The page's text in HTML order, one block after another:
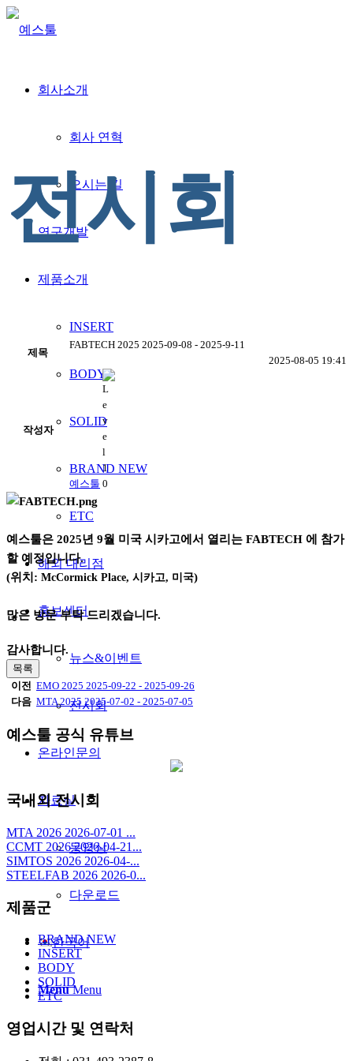
회사소개
회사 연혁
오시는 길
연구개발
제품소개
INSERT
BODY
SOLID
BRAND NEW
ETC
해외 대리점
홍보센터
뉴스&이벤트
전시회
온라인문의
자료실
동영상
다운로드
한국어
Menu Menu
전시회
제목
FABTECH 2025 2025-09-08 - 2025-9-11
2025-08-05 19:41
작성자
예스툴
예스툴은 2025년 9월 미국 시카고에서 열리는 FABTECH 에 참가
할 예정입니다.
(위치: McCormick Place, 시카고, 미국)
많은 방문 부탁 드리겠습니다.
감사합니다.
목록
이전 EMO 2025 2025-09-22 - 2025-09-26
다음 MTA 2025 2025-07-02 - 2025-07-05
예스툴 공식 유튜브
국내외 전시회
MTA 2026 2026-07-01 ...
CCMT 2026 2026-04-21...
SIMTOS 2026 2026-04-...
STEELFAB 2026 2026-0...
제품군
BRAND NEW
INSERT
BODY
SOLID
ETC
영업시간 및 연락처